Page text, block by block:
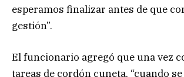
esperamos finalizar antes de que
gestión”.
El funcionario agregó que una vez
tareas de cordón cuneta, “cuando